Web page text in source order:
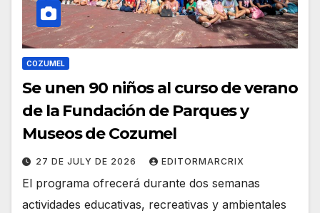
COZUMEL
Se unen 90 niños al curso de verano
de la Fundación de Parques y
Museos de Cozumel
27 DE JULY DE 2026 EDITORMARCRIX
El programa ofrecerá durante dos semanas
actividades educativas, recreativas y ambientales